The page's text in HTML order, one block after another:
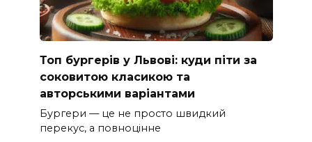
Топ бургерів у Львові: куди піти за
соковитою класикою та
авторськими варіантами
Бургери — це не просто швидкий
перекус, а повноцінне